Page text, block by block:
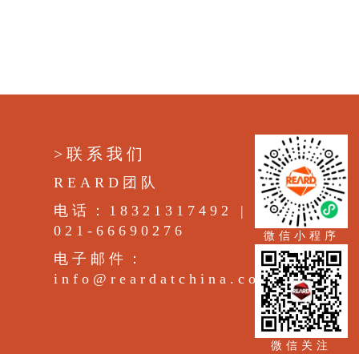
>联系我们
REARD团队
电话：18321317492 |
021-66690276
电子邮件：
info@reardatchina.com
微信小程序
微信关注